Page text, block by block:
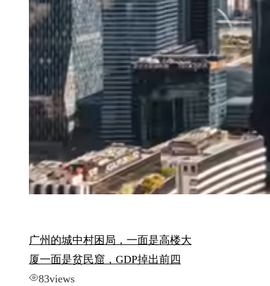
广州的城中村困局，一面是高楼大
厦一面是贫民窟，GDP掉出前四
83views